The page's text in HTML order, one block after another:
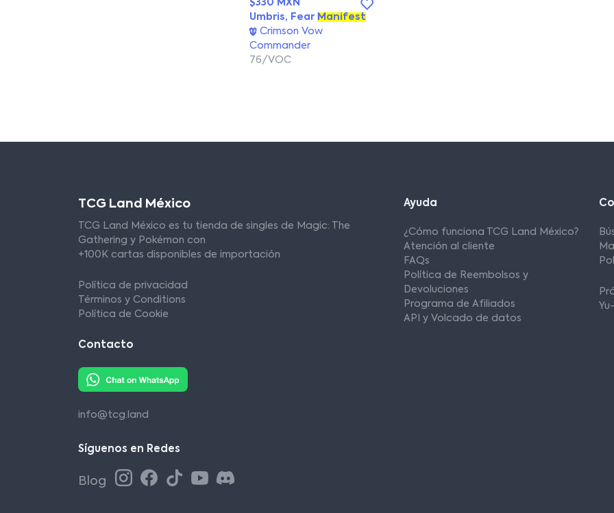
$330 MXN
Umbris, Fear Manifest
Crimson Vow
Commander
76/VOC
TCG Land México
TCG Land México es tu tienda de singles de Magic: The
Gathering y Pokémon con
+100K cartas disponibles de importación
Política de privacidad
Términos y Conditions
Política de Cookie
Ayuda
¿Cómo funciona TCG Land México?
Atención al cliente
FAQs
Política de Reembolsos y
Devoluciones
Programa de Afiliados
API y Volcado de datos
Contacto
info@tcg.land
Síguenos en Redes
Blog